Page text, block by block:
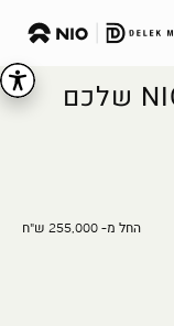
החל מ- 255,000 ש"ח